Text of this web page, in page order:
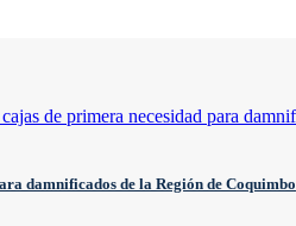
damnificados de la Región de Coquimbo